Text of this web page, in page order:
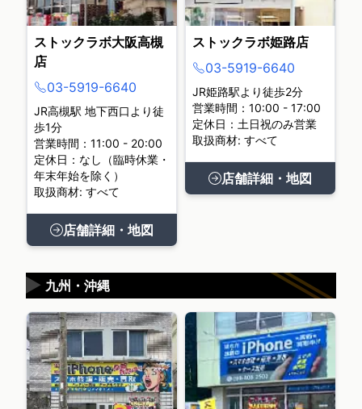
ストックラボ大阪高槻
店
03-5919-6640
JR高槻駅 地下西口より徒
歩1分
営業時間：11:00 - 20:00
定休日：なし（臨時休業・
年末年始を除く）
取扱商材: すべて
店舗詳細・地図
ストックラボ姫路店
03-5919-6640
JR姫路駅より徒歩2分
営業時間：10:00 - 17:00
定休日：土日祝のみ営業
取扱商材: すべて
店舗詳細・地図
九州・沖縄
▶